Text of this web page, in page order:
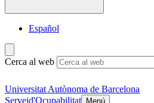
Español
Cerca al web
Universitat Autònoma de Barcelona
Serveid'Ocupabilitat Menú